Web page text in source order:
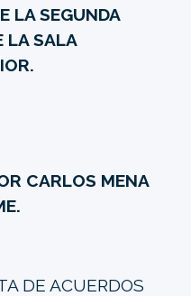
LA SEGUNDA
LA SALA
CARLOS MENA
DE ACUERDOS